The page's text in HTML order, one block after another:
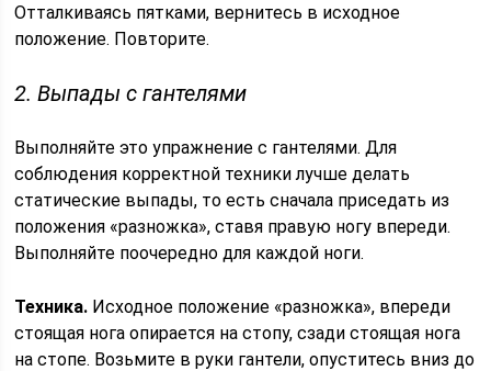
Отталкиваясь пятками, вернитесь в исходное
положение. Повторите.
2. Выпады с гантелями
Выполняйте это упражнение с гантелями. Для
соблюдения корректной техники лучше делать
статические выпады, то есть сначала приседать из
положения «разножка», ставя правую ногу впереди.
Выполняйте поочередно для каждой ноги.
Техника. Исходное положение «разножка», впереди
стоящая нога опирается на стопу, сзади стоящая нога
на стопе. Возьмите в руки гантели, опуститесь вниз до